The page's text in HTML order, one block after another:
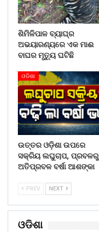
ଶିମିଳିପାଳ ବ୍ୟାଘ୍ର
ଅଭୟାରଣ୍ୟରେ ଏକ ମାଈ
ବାଘର ମୃତ୍ୟୁ ଘଟିଛି
ଓଡିଶା
ଉତ୍ତର ଓଡ଼ିଶା ଉପରେ
ସକ୍ରିୟ ଲଘୁଚାପ, ପ୍ରବଳରୁ
ଅତିପ୍ରବଳ ବର୍ଷା ଆଶଙ୍କା
PREV NEXT
ଓଡିଶା